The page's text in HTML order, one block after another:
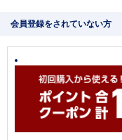
会員登録をされていない方